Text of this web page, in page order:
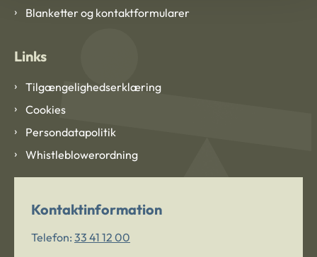
Blanketter og kontaktformularer
Links
Tilgængelighedserklæring
Cookies
Persondatapolitik
Whistleblowerordning
Kontaktinformation
Telefon: 33 41 12 00